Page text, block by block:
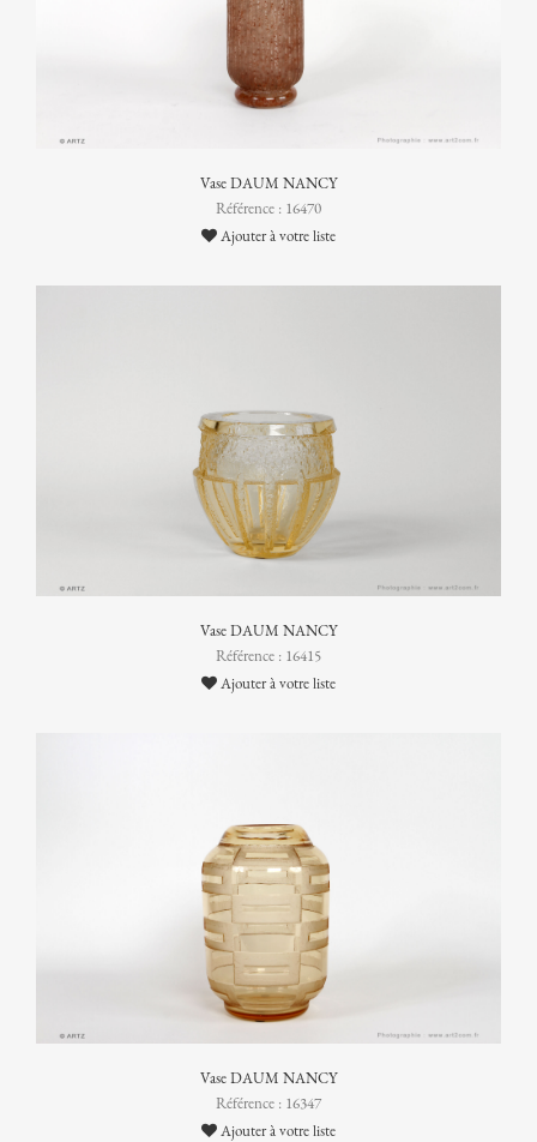
Vase DAUM NANCY
Référence : 16470
Ajouter à votre liste
Vase DAUM NANCY
Référence : 16415
Ajouter à votre liste
Vase DAUM NANCY
Référence : 16347
Ajouter à votre liste